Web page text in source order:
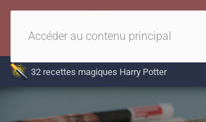
Accéder au contenu principal
32 recettes magiques Harry Potter